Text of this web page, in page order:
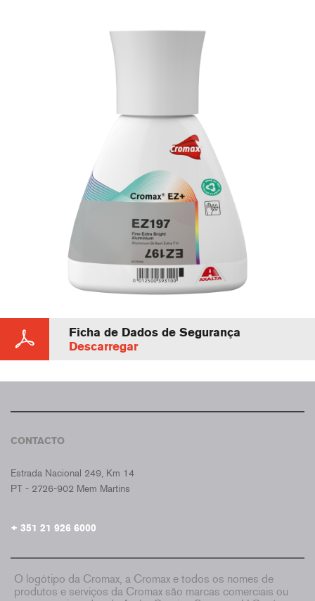
Ficha de Dados de Segurança
Descarregar
CONTACTO
Estrada Nacional 249, Km 14
PT - 2726-902 Mem Martins
+ 351 21 926 6000
O logótipo da Cromax, a Cromax e todos os nomes de
produtos e serviços da Cromax são marcas comerciais ou